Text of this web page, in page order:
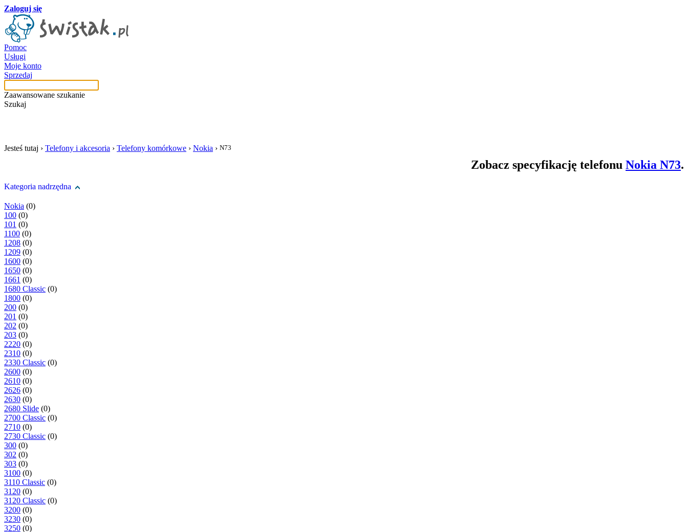
Zaloguj się
Pomoc
Usługi
Moje konto
Sprzedaj
Zaawansowane szukanie
Szukaj
Jesteś tutaj › Telefony i akcesoria › Telefony komórkowe › Nokia › N73
Zobacz specyfikację telefonu Nokia N73.
Kategoria nadrzędna
Nokia (0)
100 (0)
101 (0)
1100 (0)
1208 (0)
1209 (0)
1600 (0)
1650 (0)
1661 (0)
1680 Classic (0)
1800 (0)
200 (0)
201 (0)
202 (0)
203 (0)
2220 (0)
2310 (0)
2330 Classic (0)
2600 (0)
2610 (0)
2626 (0)
2630 (0)
2680 Slide (0)
2700 Classic (0)
2710 (0)
2730 Classic (0)
300 (0)
302 (0)
303 (0)
3100 (0)
3110 Classic (0)
3120 (0)
3120 Classic (0)
3200 (0)
3230 (0)
3250 (0)